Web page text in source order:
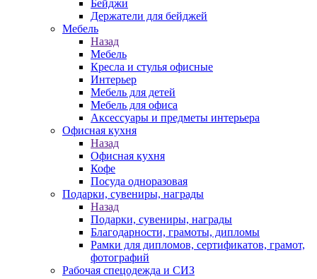
Бейджи
Держатели для бейджей
Мебель
Назад
Мебель
Кресла и стулья офисные
Интерьер
Мебель для детей
Мебель для офиса
Аксессуары и предметы интерьера
Офисная кухня
Назад
Офисная кухня
Кофе
Посуда одноразовая
Подарки, сувениры, награды
Назад
Подарки, сувениры, награды
Благодарности, грамоты, дипломы
Рамки для дипломов, сертификатов, грамот,
фотографий
Рабочая спецодежда и СИЗ